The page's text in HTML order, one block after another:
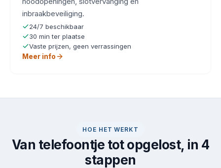
inbraakbeveiliging.
24/7 beschikbaar
30 min ter plaatse
Vaste prijzen, geen verrassingen
Meer info
HOE HET WERKT
Van telefoontje tot opgelost, in 4
stappen